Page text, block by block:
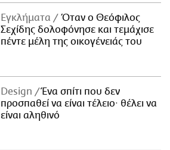
Εγκλήματα
Όταν ο Θεόφιλος
Σεχίδης δολοφόνησε και τεμάχισε
πέντε μέλη της οικογένειάς του
Design
Ένα σπίτι που δεν
προσπαθεί να είναι τέλειο· θέλει να
είναι αληθινό